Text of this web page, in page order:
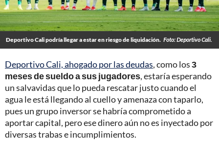
Deportivo Cali podría llegar a estar en riesgo de liquidación. Foto: Deportivo Cali.
Deportivo Cali, ahogado por las deudas, como los3
meses de sueldo a sus jugadores, estaría esperando
un salvavidas que lo pueda rescatar justo cuando el
agua le está llegando al cuello y amenaza con taparlo,
pues un grupo inversor se habría comprometido a
aportar capital, pero ese dinero aún no es inyectado por
diversas trabas e incumplimientos.